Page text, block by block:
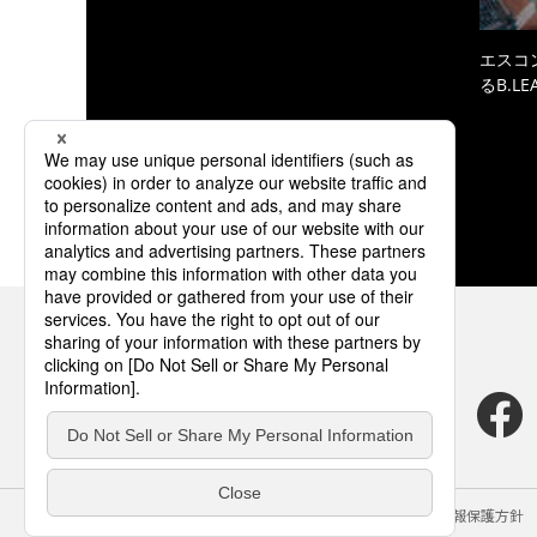
エスコ
る
サイトのご利用にあたって クッキーポリシー 個人情報保護方針